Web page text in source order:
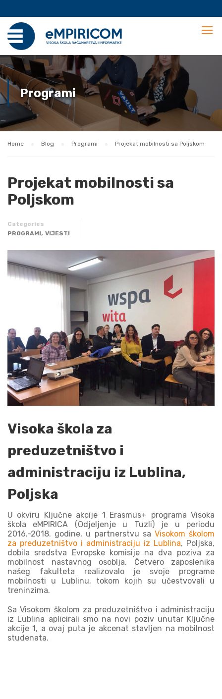
Programi
Home Blog Programi Projekat mobilnosti sa Poljskom
Projekat mobilnosti sa
Poljskom
Categories
PROGRAMI, VIJESTI
Visoka škola za
preduzetništvo i
administraciju iz Lublina,
Poljska
U okviru Ključne akcije 1 Erasmus+ programa Visoka
škola eMPIRICA (Odjeljenje u Tuzli) je u periodu
2016.-2018. godine, u partnerstvu sa Visokom školom
za preduzetništvo i administraciju iz Lublina, Poljska,
dobila sredstva Evropske komisije na dva poziva za
mobilnost nastavnog osoblja. Četvero zaposlenika
našeg fakulteta realizovalo je svoje programe
mobilnosti u Lublinu, tokom kojih su učestvovali u
treninzima.
Sa Visokom školom za preduzetništvo i administraciju
iz Lublina aplicirali smo na novi poziv unutar Ključne
akcije 1, a ovaj puta je akcenat stavljen na mobilnost
studenata.